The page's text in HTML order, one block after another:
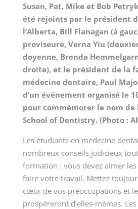
Susan, Pat, Mike et Bob
été rejoints par le président
l’Alberta, Bill Flanagan (à
proviseure, Verna Yiu
doyenne, Brenda
droite), et le président de la
médecine dentaire, Paul
d’un événement organisé le
pour commémorer le nom de
School of Dentistry. (Photo :
Les étudiants en médecine
nombreux conseils judicieux
formation : vous devez aimer
faire votre travail. Mettez
cœur de vos préoccupations et
prospéreront d’elles-mêmes.